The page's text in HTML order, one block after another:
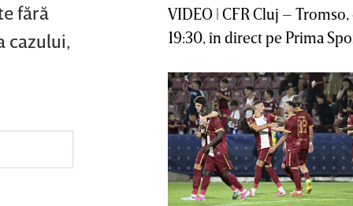
fără
cazului,
VIDEO | CFR Cluj – Tromso,
19:30, în direct pe Prima